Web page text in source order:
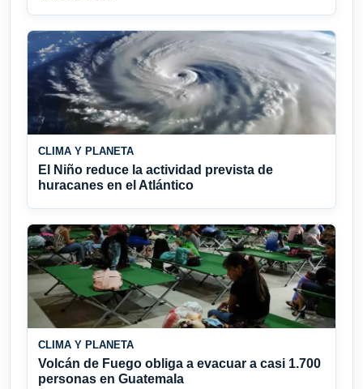
CLIMA Y PLANETA
El Niño reduce la actividad prevista de
huracanes en el Atlántico
CLIMA Y PLANETA
Volcán de Fuego obliga a evacuar a casi 1.700
personas en Guatemala